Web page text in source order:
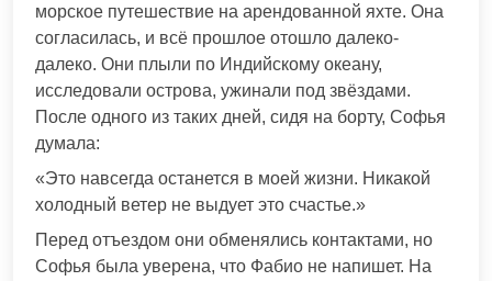
морское путешествие на арендованной яхте. Она
согласилась, и всё прошлое отошло далеко-
далеко. Они плыли по Индийскому океану,
исследовали острова, ужинали под звёздами.
После одного из таких дней, сидя на борту, Софья
думала:
«Это навсегда останется в моей жизни. Никакой
холодный ветер не выдует это счастье.»
Перед отъездом они обменялись контактами, но
Софья была уверена, что Фабио не напишет. На